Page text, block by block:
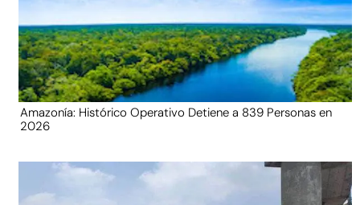
Amazonía: Histórico Operativo Detiene a 839 Personas en
2026